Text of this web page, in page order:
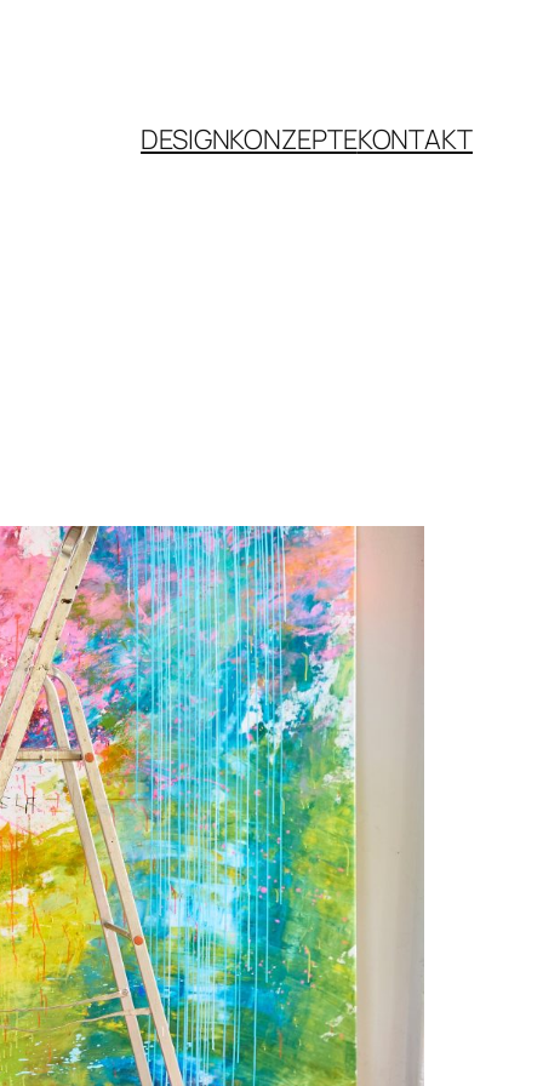
DESIGNKONZEPTEKONTAKT